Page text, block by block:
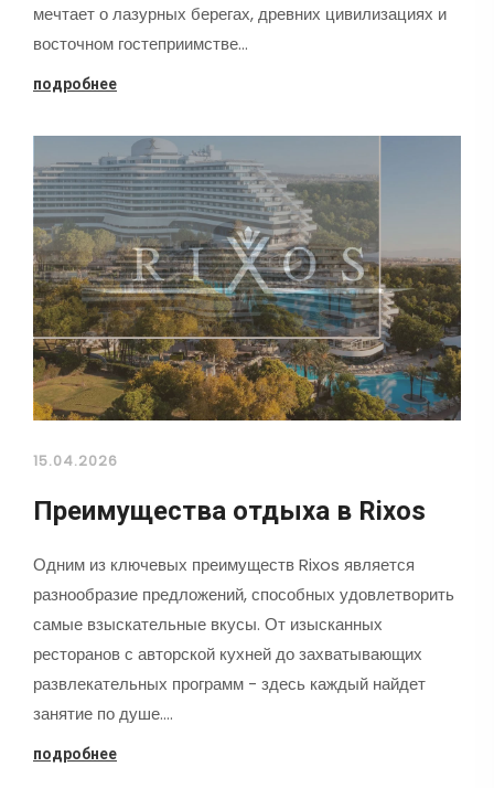
мечтает о лазурных берегах, древних цивилизациях и
восточном гостеприимстве…
подробнее
15.04.2026
Преимущества отдыха в Rixos
Одним из ключевых преимуществ Rixos является
разнообразие предложений, способных удовлетворить
самые взыскательные вкусы. От изысканных
ресторанов с авторской кухней до захватывающих
развлекательных программ - здесь каждый найдет
занятие по душе.…
подробнее